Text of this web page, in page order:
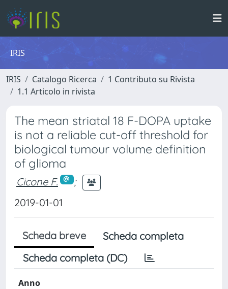
IRIS
IRIS Catalogo Ricerca
1 Contributo su Rivista
1.1 Articolo in rivista
The mean striatal 18 F-DOPA uptake
is not a reliable cut-off threshold for
biological tumour volume definition
of glioma
Cicone F.
;
2019-01-01
Scheda breve
Scheda completa
Scheda completa (DC)
Anno